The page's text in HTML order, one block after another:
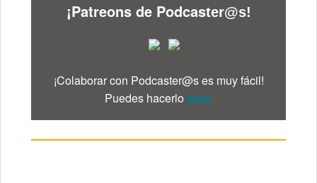
¡Patreons de Podcaster@s!
¡Colaborar con Podcaster@s es muy fácil!
Puedes hacerlo aquí.